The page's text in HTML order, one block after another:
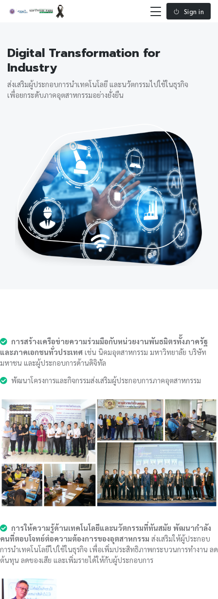
Sign in
Digital Transformation for
Industry
ส่งเสริมผู้ประกอบการนำเทคโนโลยี และนวัตกรรมไปใช้ในธุรกิจ
เพื่อยกระดับภาคอุตสาหกรรมอย่างยั่งยืน
การสร้างเครือข่ายความร่วมมือกับหน่วยงานพันธมิตรทั้งภาครัฐ
และภาคเอกชนทั่วประเทศ เช่น นิคมอุตสาหกรรม มหาวิทยาลัย บริษัท
มหาชน และผู้ประกอบการด้านดิจิทัล
พัฒนาโครงการและกิจกรรมส่งเสริมผู้ประกอบการภาคอุตสาหกรรม
การให้ความรู้ด้านเทคโนโลยีและนวัตกรรมที่ทันสมัย พัฒนากำลัง
คนที่ตอบโจทย์ต่อความต้องการของอุตสาหกรรม ส่งเสริมให้ผู้ประกอบ
การนำเทคโนโลยีไปใช้ในธุรกิจ เพื่อเพิ่มประสิทธิภาพกระบวนการทำงาน ลด
ต้นทุน ลดของเสีย และเพิ่มรายได้ให้กับผู้ประกอบการ